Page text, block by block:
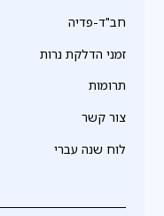
חב"ד-פדיה
זמני הדלקת נרות
תרומות
צור קשר
לוח שנה עברי